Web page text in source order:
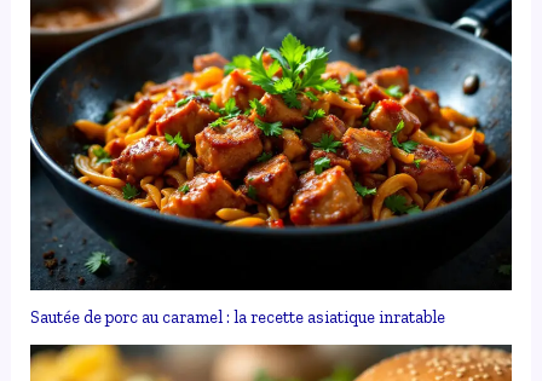
Sautée de porc au caramel : la recette asiatique inratable